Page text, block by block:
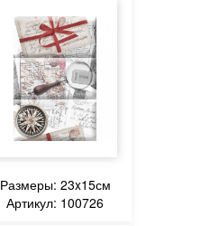
Размеры: 23x15см
Артикул: 100726